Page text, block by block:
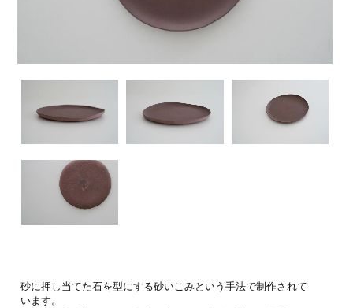
砂に押し当てた石を型にする砂いこみという手法で制作されて
います。